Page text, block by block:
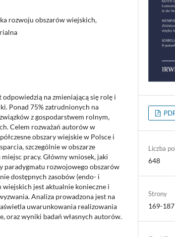
rozwoju obszarów wiejskich,
na zmieniającą się rolę i
Ponad 75% zatrudnionych na
z gospodarstwem rolnym,
Celem rozważań autorów w
obszary wiejskie w Polsce i
szczególnie w obszarze
pracy. Główny wniosek, jaki
paradygmatu rozwojowego obszarów
dostępnych zasobów (endo- i
wiejskich jest aktualnie konieczne i
Analiza prowadzona jest na
uwarunkowania realizowania
oraz wyniki badań własnych autorów.
Liczba
648
Strony
169-187